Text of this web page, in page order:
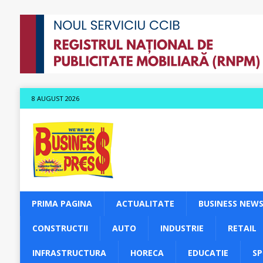
8 AUGUST 2026
PRIMA PAGINA ACTUALITATE BUSINESS NEWS
CONSTRUCTII AUTO INDUSTRIE RETAIL
INFRASTRUCTURA HORECA EDUCATIE